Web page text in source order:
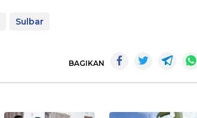
Sulbar
BAGIKAN